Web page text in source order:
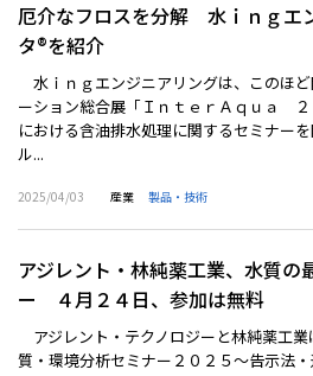
厄介なフロスを分解 水ｉｎｇエ
タ®を紹介
水ｉｎｇエンジニアリングは、このほ
ーション総合展「ＩｎｔｅｒＡｑｕａ
における含油排水処理に関するセミナー
ル...
2025/04/03 産業 製品・技術
アジレント・林純薬工業、水質の
ー ４月２４日、参加は無料
アジレント・テクノロジーと林純薬工
質・環境分析セミナー２０２５～告示法